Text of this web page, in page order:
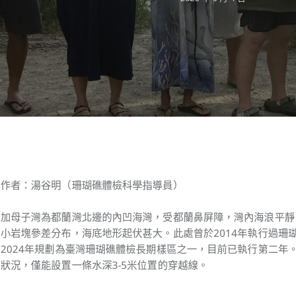
作者：湯谷明（珊瑚礁體檢科學指導員）
加母子灣為都蘭灣北邊的內凹海灣，受都蘭鼻屏障，灣內海浪平
小岩塊參差分布，海底地形起伏甚大。此處曾於2014年執行過珊
2024年規劃為臺灣珊瑚礁體檢長期樣區之一，目前已執行第二年
狀況，僅能設置一條水深3-5米位置的穿越線。